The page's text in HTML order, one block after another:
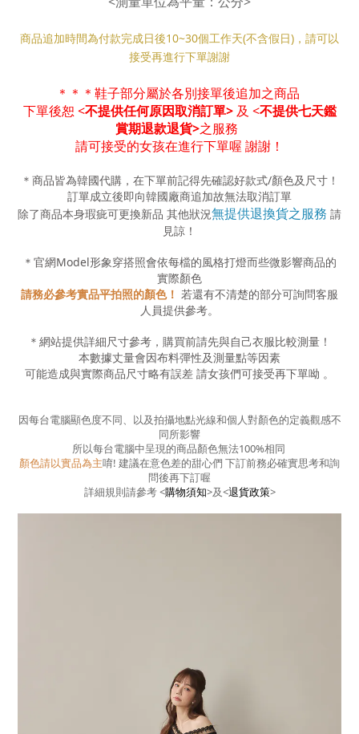
商品追加時間為付款完成日後10~30個工作天(不含假日)，請可以
接受再進行下單謝謝
＊ ＊ ＊ 鞋子部分屬於各別接單後追加之商品
下單後恕 <不提供任何原因取消訂單>及 <不提供七天鑑
賞期退款退貨>之服務
請可接受的女孩在進行下單喔 謝謝！
＊商品皆為韓國代購，在下單前記得先確認好款式/顏色及尺寸！
訂單成立後即向韓國廠商追加故無法取消訂單
除了商品本身瑕疵可更換新品 其他狀況無提供退換貨之服務 請
見諒！
＊官網Model形象穿搭照會依每檔的風格打燈而些微影響商品的
實際顏色
請務必參考實品平拍照的顏色！ 若還有不清楚的部分可詢問客服
人員提供參考。
＊網站提供詳細尺寸參考，購買前請先與自己衣服比較測量！
本數據丈量會因布料彈性及測量點等因素
可能造成與實際商品尺寸略有誤差 請女孩們可接受再下單呦 。
因每台電腦顯色度不同、以及拍攝地點光線和個人對顏色的定義觀感不
同所影響
所以每台電腦中呈現的商品顏色無法100%相同
顏色請以實品為主唷! 建議在意色差的甜心們 下訂前務必確實思考和詢
問後再下訂喔
詳細規則請參考<購物須知>及<退貨政策>